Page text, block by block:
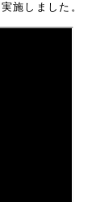
施しました。